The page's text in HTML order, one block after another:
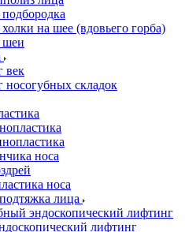
на шее (вдовьего горба)
шеи
век
складок
носа
носа
лица
эндоскопический лифтинг
лифтинг